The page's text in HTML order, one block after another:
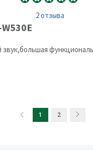
2 отзыва
1 2